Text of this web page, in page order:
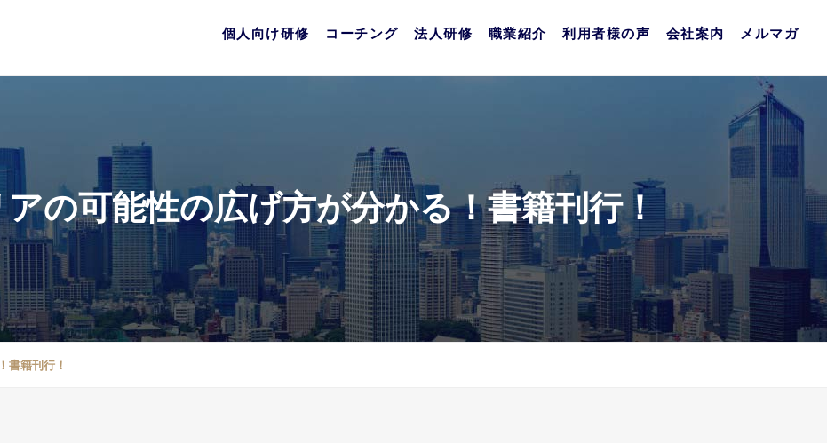
個人向け研修 コーチング 法人研修 職業紹介 利用者様の声 会社案内 メルマガ
の可能性の広げ方が分かる！書籍刊行！
書籍刊行！